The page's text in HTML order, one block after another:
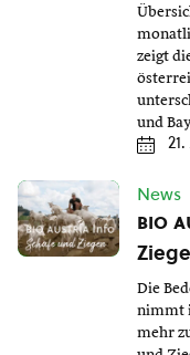
zeigt
und
News
bio
Die
nimmt
mehr